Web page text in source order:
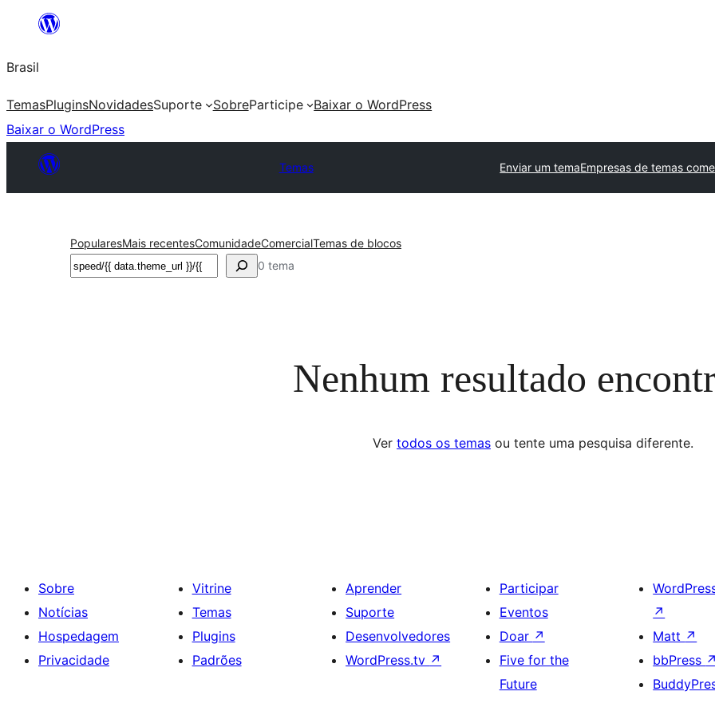
o
conteúdo
Brasil
TemasPluginsNovidadesSuporte SobreParticipe
Baixar o WordPress
Baixar o WordPress
Temas Enviar um temaEmpresas de temas
PopularesMais recentesComunidadeComercialTemas de blocos
Pesquisar 0 tema
Nenhum resultado
Ver todos os temas ou tente uma pesquisa diferente.
Sobre
Notícias
Hospedagem
Privacidade
Vitrine
Temas
Plugins
Padrões
Aprender
Suporte
Desenvolvedores
WordPress.tv ↗
Participar
Eventos
Doar ↗
Five for the
Future
↗
Matt ↗
bbPress ↗